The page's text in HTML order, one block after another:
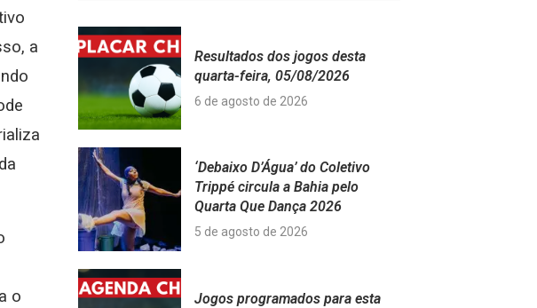
a
o
Resultados dos jogos desta
quarta-feira, 05/08/2026
6 de agosto de 2026
‘Debaixo D’Água’ do Coletivo
Trippé circula a Bahia pelo
Quarta Que Dança 2026
5 de agosto de 2026
Jogos programados para esta